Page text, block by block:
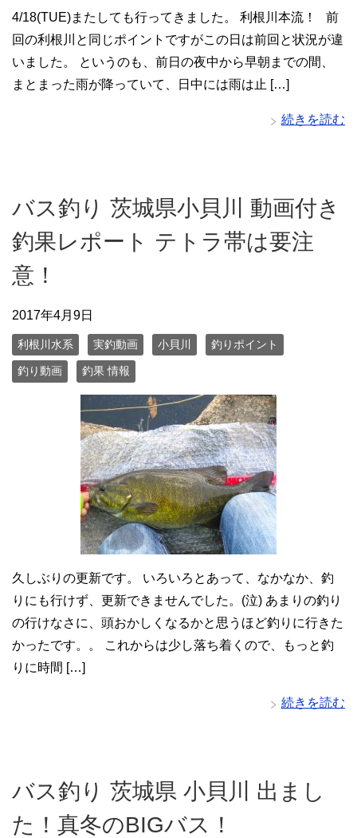
4/18(TUE)またしても行ってきました。 利根川本流！ 前
回の利根川と同じポイントですがこの日は前回と状況が違
いました。 というのも、前日の夜中から早朝までの間、
まとまった雨が降っていて、日中には雨は止 […]
続きを読む
バス釣り 茨城県小貝川 動画付き
釣果レポート テトラ帯は要注
意！
2017年4月9日
利根川水系 実釣動画 小貝川 釣りポイント
釣り動画 釣果 情報
久しぶりの更新です。 いろいろとあって、なかなか、釣
りにも行けず、更新できませんでした。(泣) あまりの釣り
の行けなさに、頭おかしくなるかと思うほど釣りに行きた
かったです。。 これからは少し落ち着くので、もっと釣
りに時間 […]
続きを読む
バス釣り 茨城県 小貝川 出まし
た！真冬のBIGバス！